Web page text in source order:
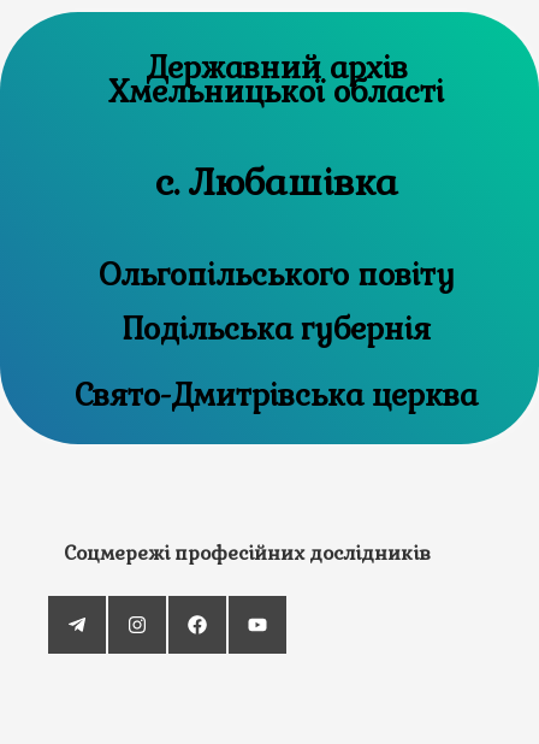
Державний архів
Хмельницької області
с. Любашівка
Ольгопільського повіту
Подільська губернія
Свято-Дмитрівська церква
Соцмережі професійних дослідників